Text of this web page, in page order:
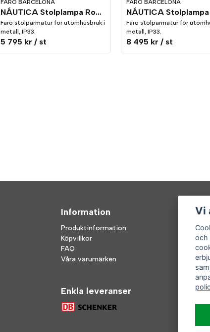
FARO BARCELONA
NÁUTICA Stolplampa Rost 1L
Faro stolparmatur för utomhusbruk i
metall, IP33.
5 795 kr / st
FARO BARCELONA
Faro stolparmatur för
metall, IP33.
8 495 kr / st
Information
Produktinformation
Köpvillkor
FAQ
Våra varumärken
Enkla leveranser
Vi
och